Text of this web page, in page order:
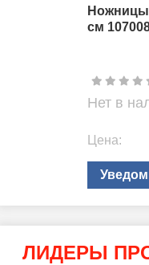
Ножницы
см
Нет в
Цена:
ЛИДЕРЫ